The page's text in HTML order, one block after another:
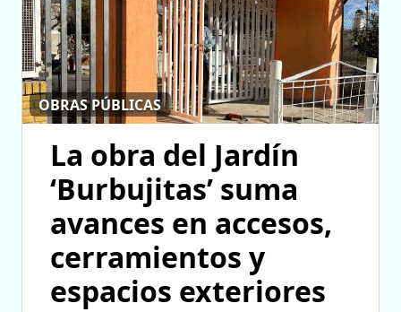
OBRAS PÚBLICAS
La obra del Jardín
‘Burbujitas’ suma
avances en accesos,
cerramientos y
espacios exteriores